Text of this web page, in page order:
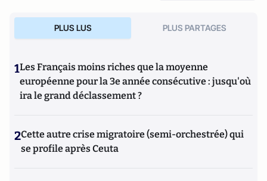
PLUS LUS PLUS PARTAGES
1Les Français moins riches que la moyenne
européenne pour la 3e année consécutive : jusqu'où
ira le grand déclassement ?
2Cette autre crise migratoire (semi-orchestrée) qui
se profile après Ceuta